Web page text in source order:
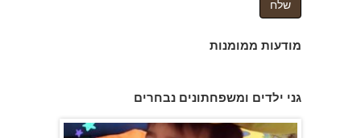
מודעות ממומנות
גני ילדים ומשפחתונים נבחרים
גן הכוכבים באשדוד - גן ילדים וצהרון